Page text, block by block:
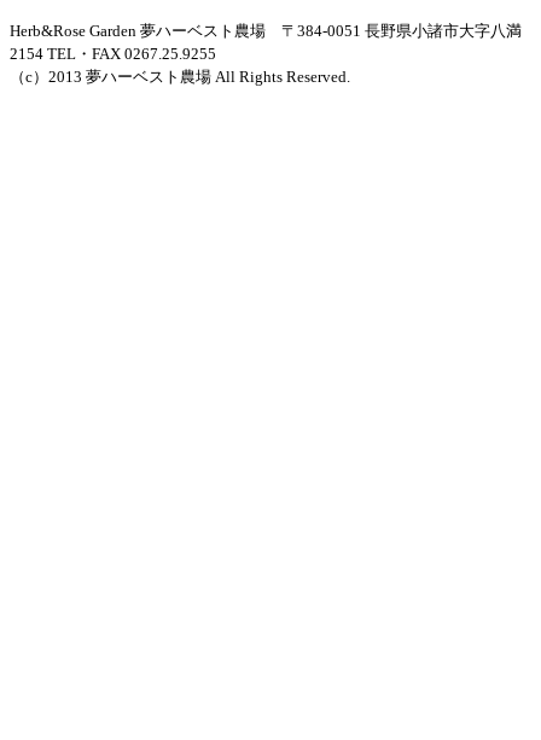
Herb&Rose Garden 夢ハーベスト農場 〒384-0051 長野県小諸市大字八満
2154 TEL・FAX 0267.25.9255
（c）2013 夢ハーベスト農場 All Rights Reserved.